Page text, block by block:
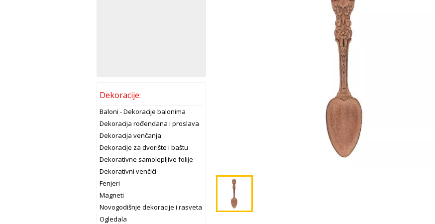
Dekoracije:
Baloni - Dekoracije balonima
Dekoracija rođendana i proslava
Dekoracija venčanja
Dekoracije za dvorište i baštu
Dekorativne samolepljive folije
Dekorativni venčići
Fenjeri
Magneti
Novogodišnje dekoracije i rasveta
Ogledala